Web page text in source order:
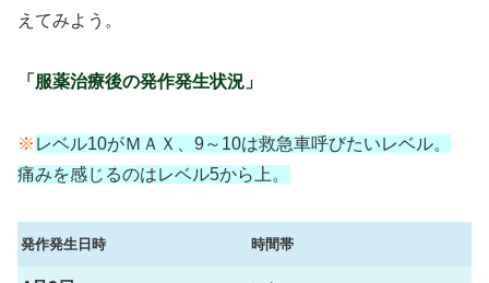
えてみよう。
「服薬治療後の発作発生状況」
※ レベル10がＭＡＸ、9～10は救急車呼びたいレベル。
痛みを感じるのはレベル5から上。
発作発生日時 時間帯